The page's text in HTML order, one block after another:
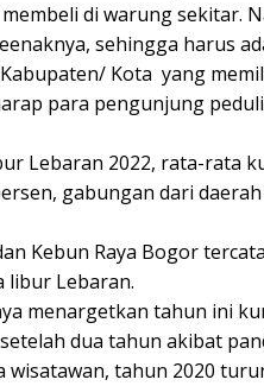
di warung sekitar.
sehingga harus
Kota yang
para pengunjung
Lebaran 2022, rata-rata
gabungan dari
Kebun Raya Bogor
libur Lebaran.
menargetkan tahun ini
dua tahun akibat
wisatawan, tahun 2020